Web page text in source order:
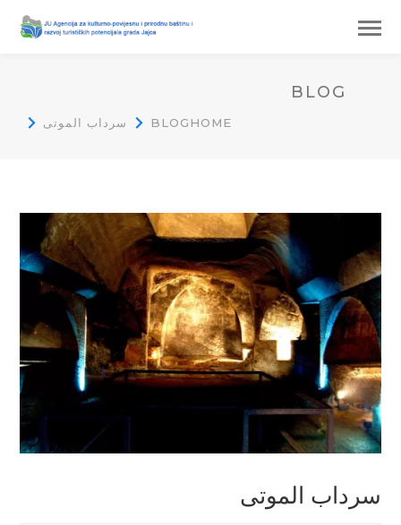
BLOG
HOME
BLOG سرداب الموتى
سرداب الموتى